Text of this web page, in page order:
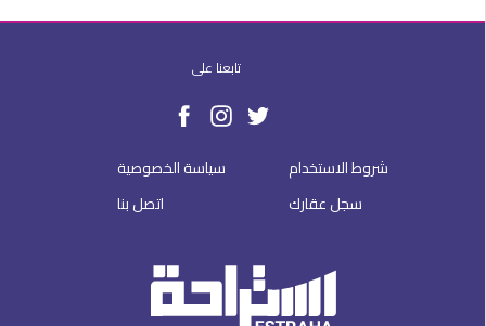
تابعنا على
سياسة الخصوصية
اتصل بنا
شروط الاستخدام
سجل عقارك